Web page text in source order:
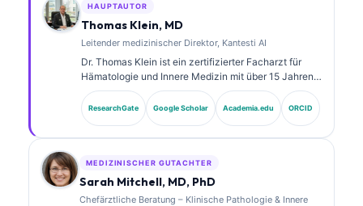
HAUPTAUTOR
Thomas Klein, MD
Leitender medizinischer Direktor, Kantesti AI
Dr. Thomas Klein ist ein zertifizierter Facharzt für
Hämatologie und Innere Medizin mit über 15 Jahren
Erfahrung in der Labormedizin und in der KI-
gestützten klinischen Analyse. Als Chief Medical
Officer bei Kantesti AI gewährleistet er die klinische
ResearchGate Google Scholar Academia.edu ORCID
MEDIZINISCHER GUTACHTER
Sarah Mitchell, MD, PhD
Chefärztliche Beratung – Klinische Pathologie & Innere